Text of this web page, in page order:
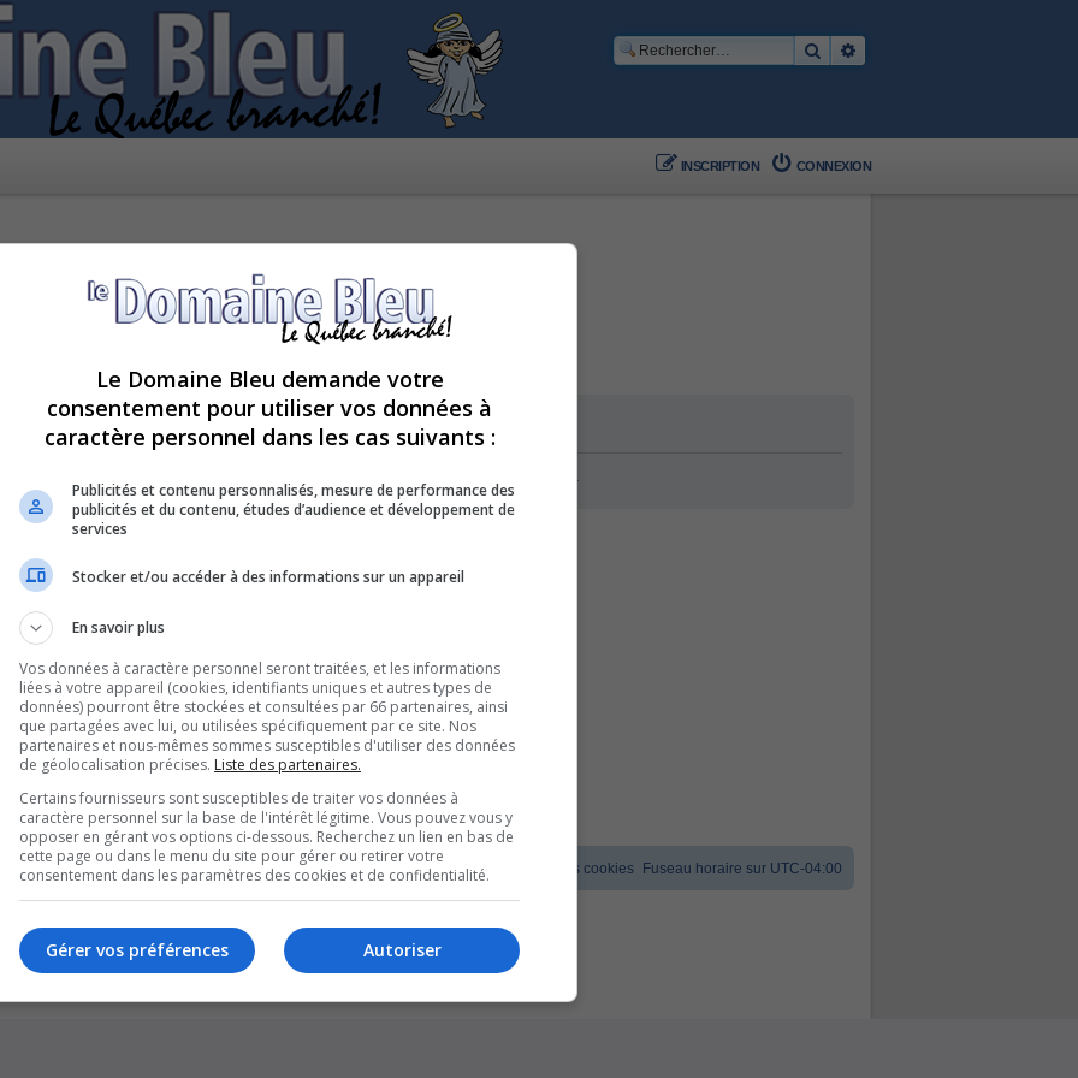
Rechercher
CONNEXION
INSCRIPTION
le moment car le serveur est en surcharge. Veuillez réessayer ultérieurement.
Fuseau horaire sur UTC-04:00
Supprimer les cookies
Style version: 1.1.8
Développé parphpBB
® Forum Software © phpBB Limited
Traduction française officielle©Qiaeru
Le Domaine Bleu demande votre
consentement pour utiliser vos données à
caractère personnel dans les cas suivants :
Publicités et contenu personnalisés, mesure de performance des
publicités et du contenu, études d’audience et développement de
services
Stocker et/ou accéder à des informations sur un appareil
En savoir plus
Vos données à caractère personnel seront traitées, et les informations
liées à votre appareil (cookies, identifiants uniques et autres types de
données) pourront être stockées et consultées par 66 partenaires, ainsi
que partagées avec lui, ou utilisées spécifiquement par ce site. Nos
partenaires et nous-mêmes sommes susceptibles d'utiliser des données
de géolocalisation précises. Liste des partenaires.
Certains fournisseurs sont susceptibles de traiter vos données à
caractère personnel sur la base de l'intérêt légitime. Vous pouvez vous y
opposer en gérant vos options ci-dessous. Recherchez un lien en bas de
cette page ou dans le menu du site pour gérer ou retirer votre
consentement dans les paramètres des cookies et de confidentialité.
Autoriser
Gérer vos préférences